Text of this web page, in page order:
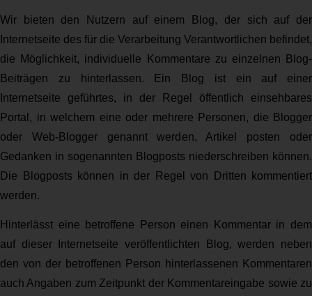
Wir bieten den Nutzern auf einem Blog, der sich auf der
Internetseite des für die Verarbeitung Verantwortlichen befindet,
die Möglichkeit, individuelle Kommentare zu einzelnen Blog-
Beiträgen zu hinterlassen. Ein Blog ist ein auf einer
Internetseite geführtes, in der Regel öffentlich einsehbares
Portal, in welchem eine oder mehrere Personen, die Blogger
oder Web-Blogger genannt werden, Artikel posten oder
Gedanken in sogenannten Blogposts niederschreiben können.
Die Blogposts können in der Regel von Dritten kommentiert
werden.
Hinterlässt eine betroffene Person einen Kommentar in dem
auf dieser Internetseite veröffentlichten Blog, werden neben
den von der betroffenen Person hinterlassenen Kommentaren
auch Angaben zum Zeitpunkt der Kommentareingabe sowie zu